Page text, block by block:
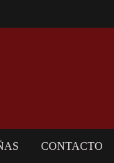
CONTACTO